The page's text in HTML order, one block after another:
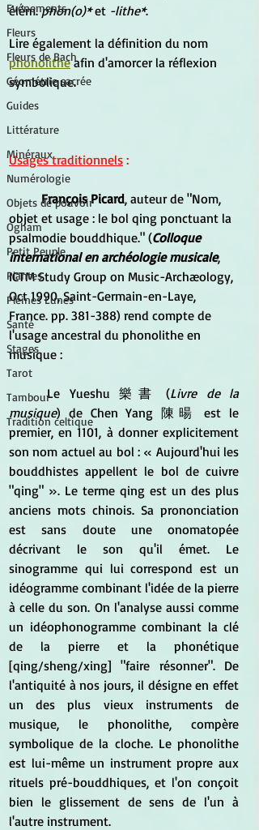
Evénements
Fleurs
Fleurs de Bach
Géométrie sacrée
Guides
Littérature
Minéraux
Numérologie
Objets de pouvoir
Ogham
Petit Peuple
Plantes
Pleines Lunes
Santé
Stages
Tarot
Tambour
Tradition celtique
élém. phon(o)* et -lithe*.
Lire également la définition du nom
phonolithe afin d'amorcer la réflexion
symbolique.
Usages traditionnels :
François Picard, auteur de "Nom,
objet et usage : le bol qing ponctuant la
psalmodie bouddhique." (Colloque
international en archéologie musicale,
ICTM Study Group on Music-Archæology,
Oct 1990, Saint-Germain-en-Laye,
France. pp. 381-388) rend compte de
l'usage ancestral du phonolithe en
musique :
	Le Yueshu 樂書 (
Livre de la
musique) de Chen Yang 陳暘 est le
premier, en 1101, à donner explicitement
son nom actuel au bol : « Aujourd'hui les
bouddhistes appellent le bol de cuivre
"qing" ». Le terme qing est un des plus
anciens mots chinois. Sa prononciation
est sans doute une onomatopée
décrivant le son qu'il émet. Le
sinogramme qui lui correspond est un
idéogramme combinant l'idée de la pierre
à celle du son. On l'analyse aussi comme
un idéophonogramme combinant la clé
de la pierre et la phonétique
[qing/sheng/xing] "faire résonner". De
l'antiquité à nos jours, il désigne en effet
un des plus vieux instruments de
musique, le phonolithe, compère
symbolique de la cloche. Le phonolithe
est lui-même un instrument propre aux
rituels pré-bouddhiques, et l'on conçoit
bien le glissement de sens de l'un à
l'autre instrument.